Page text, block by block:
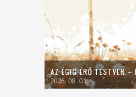
AZ ÉGIG ÉRŐ TESTVÉR –
2026. 08. 01.